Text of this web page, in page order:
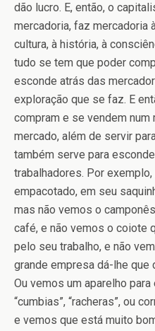
dão lucro. E, então, o
mercadoria, faz mercadoria
cultura, à história, à
tudo se tem que poder
esconde atrás das
exploração que se faz. E
compram e se vendem num
mercado, além de servir
também serve para
trabalhadores. Por
empacotado, em seu
mas não vemos o
café, e não vemos o coiote
pelo seu trabalho, e não
grande empresa dá-lhe que
Ou vemos um aparelho
“cumbias”, “racheras”, ou
e vemos que está muito